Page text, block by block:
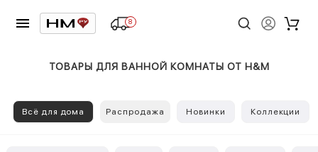
8
ТОВАРЫ ДЛЯ ВАННОЙ КОМНАТЫ ОТ H&M
Всё для дома Распродажа Новинки Коллекции